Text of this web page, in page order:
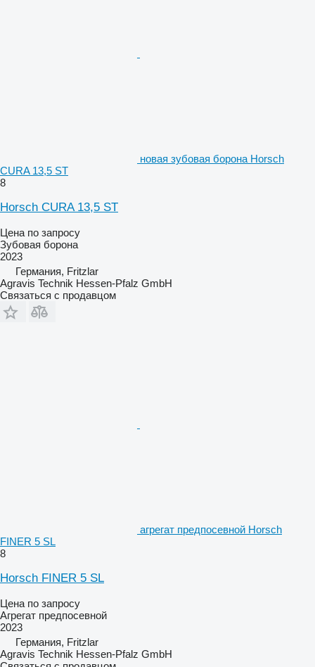
новая зубовая борона Horsch
CURA 13,5 ST
8
Horsch CURA 13,5 ST
Цена по запросу
Зубовая борона
2023
Германия, Fritzlar
Agravis Technik Hessen-Pfalz GmbH
Связаться с продавцом
агрегат предпосевной Horsch
FINER 5 SL
8
Horsch FINER 5 SL
Цена по запросу
Агрегат предпосевной
2023
Германия, Fritzlar
Agravis Technik Hessen-Pfalz GmbH